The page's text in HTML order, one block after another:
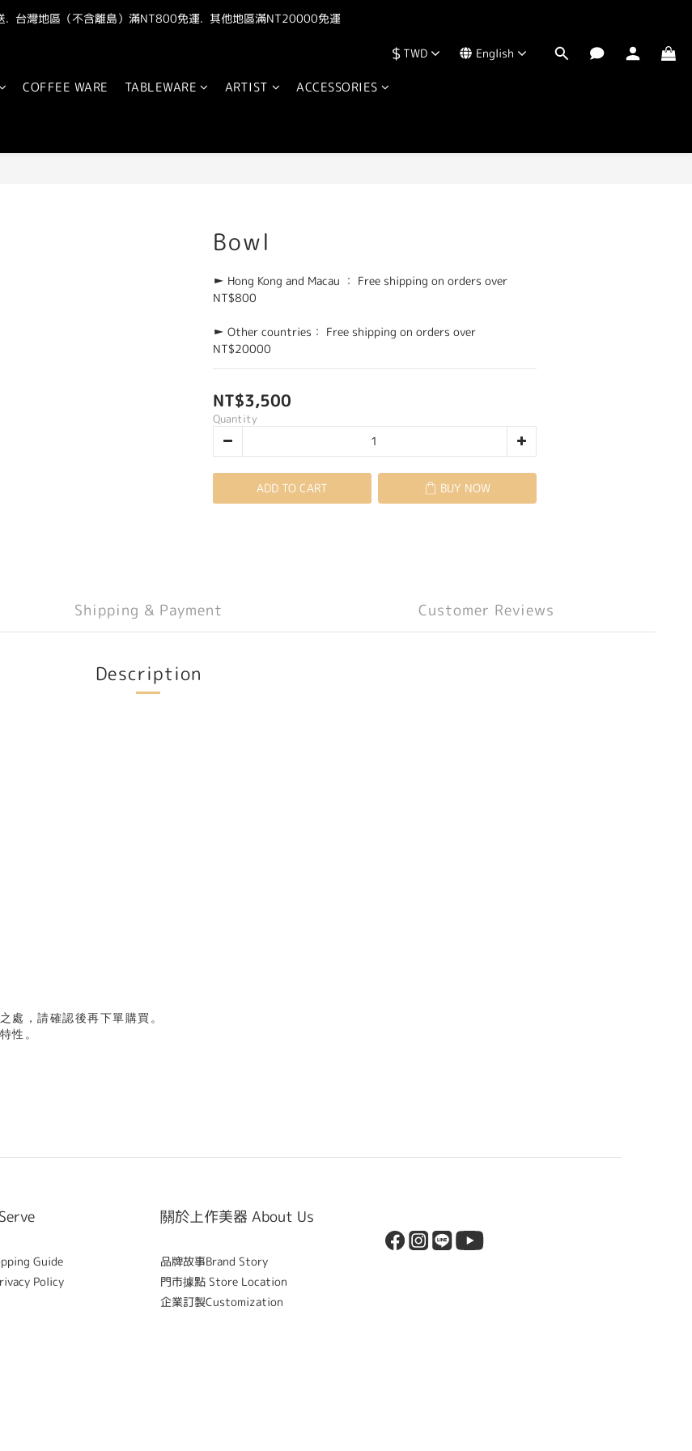
"點我" 加官方LINE最新優惠抽獎資訊
.  台灣地區（不含離島）滿NT800免運.  其他地區滿NT20000免運
$ TWD English
COFFEE WARE TABLEWARE ARTIST
ACCESSORIES
Bowl
► Hong Kong and Macau ： Free shipping on orders over
NT$800
► Other countries： Free shipping on orders over
NT$20000
NT$3,500
Quantity
ADD TO CART BUY NOW
Shipping & Payment Customer Reviews
Description
處，請確認後再下單購買。
性。
Guide
Policy
關於上作美器 About Us
品牌故事Brand Story
門市據點 Store Location
企業訂製Customization